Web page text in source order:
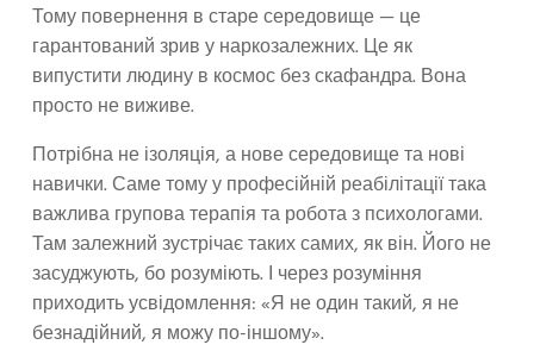
Тому повернення в старе середовище — це
гарантований зрив у наркозалежних. Це як
випустити людину в космос без скафандра. Вона
просто не виживе.
Потрібна не ізоляція, а нове середовище та нові
навички. Саме тому у професійній реабілітації така
важлива групова терапія та робота з психологами.
Там залежний зустрічає таких самих, як він. Його не
засуджують, бо розуміють. І через розуміння
приходить усвідомлення: «Я не один такий, я не
безнадійний, я можу по-іншому».